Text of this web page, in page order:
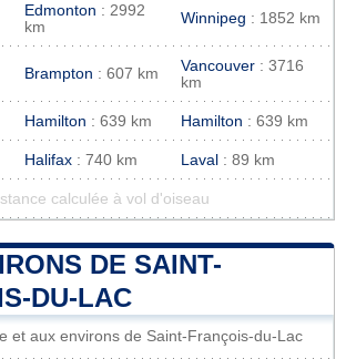
Edmonton : 2992
km
Winnipeg : 1852 km
Brampton : 607 km Vancouver : 3716
km
Hamilton : 639 km Hamilton : 639 km
Halifax : 740 km Laval : 89 km
calculée à vol d'oiseau
DE SAINT-
DU-LAC
et aux environs de Saint-François-du-Lac